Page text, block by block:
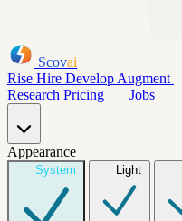
Scovai
Rise Hire Develop Augment
Research Pricing Jobs
Appearance
System Light